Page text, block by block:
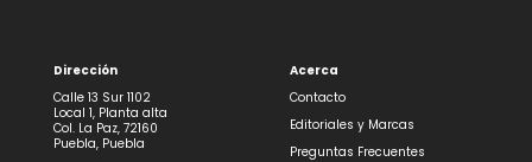
Dirección
Calle 13 Sur 1102
Local 1, Planta alta
Col. La Paz, 72160
Puebla, Puebla
Acerca
Contacto
Editoriales y Marcas
Preguntas Frecuentes